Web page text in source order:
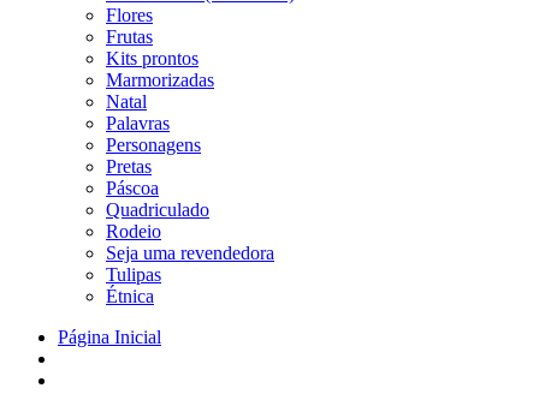
Flores
Frutas
Kits prontos
Marmorizadas
Natal
Palavras
Personagens
Pretas
Páscoa
Quadriculado
Rodeio
Seja uma revendedora
Tulipas
Étnica
Página Inicial